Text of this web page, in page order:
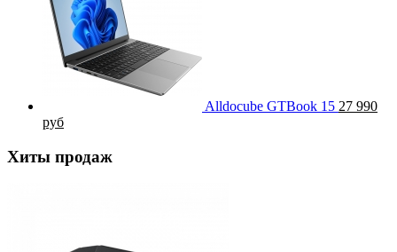
Alldocube GTBook 15 27 990
руб
Хиты продаж